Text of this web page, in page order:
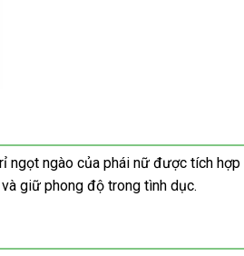
ngọt ngào của phái nữ được tích
giữ phong độ trong tình dục.